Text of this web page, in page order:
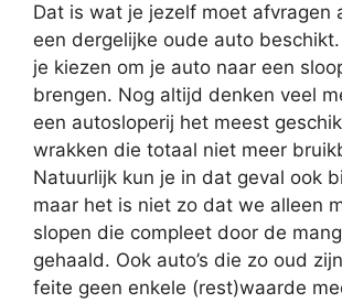
Dat is wat je jezelf moet afvragen
een dergelijke oude auto
je kiezen om je auto naar een
brengen. Nog altijd denken veel
een autosloperij het meest
wrakken die totaal niet meer
Natuurlijk kun je in dat geval ook
maar het is niet zo dat we alleen
slopen die compleet door de
gehaald. Ook auto’s die zo oud
feite geen enkele (rest)waarde